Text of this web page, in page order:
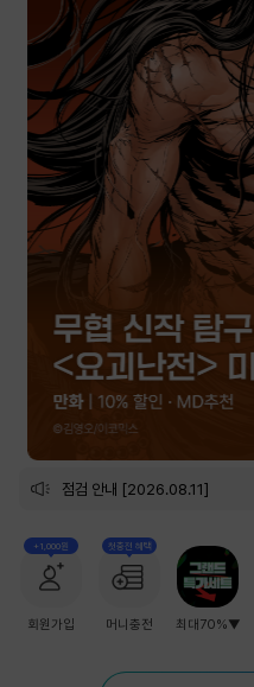
점검 안내 [2026.08.11]
+1,000원
회원가입
첫충전 혜택
머니충전 최대70%▼